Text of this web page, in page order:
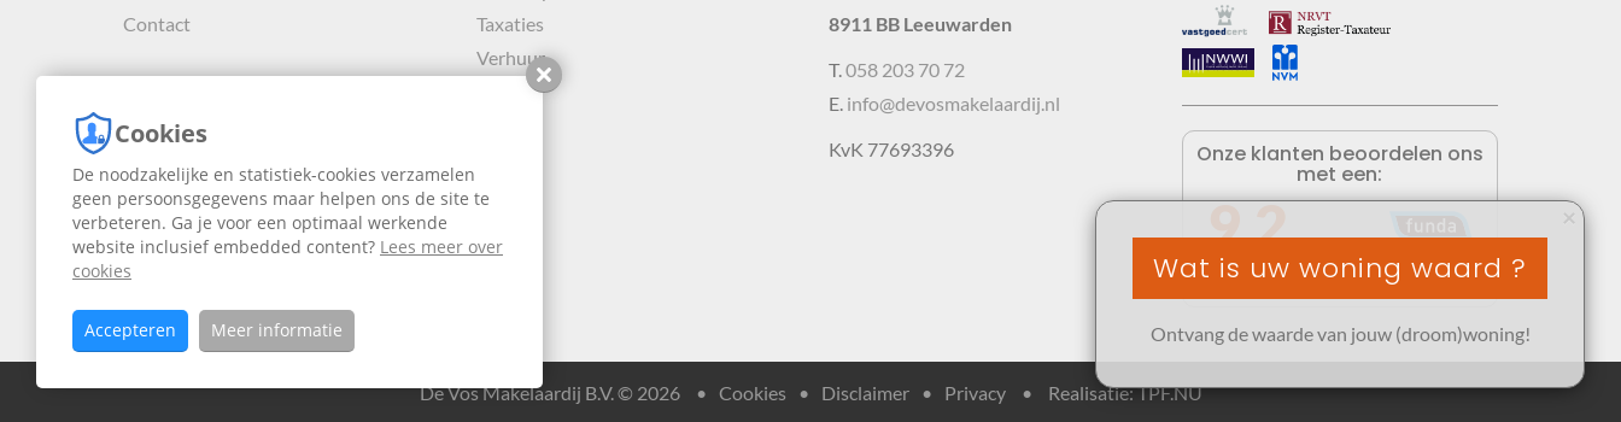
Contact
Taxaties
Verhuur
8911 BB Leeuwarden
T.058 203 70 72
E. info@devosmakelaardij.nl
KvK 77693396
Onze klanten beoordelen ons
met een:
9,2
Lees alle reviews op funda »
De Vos Makelaardij B.V. © 2026 • Cookies • Disclaimer • Privacy • Realisatie:TPF.NU
×
Wat is uw woning waard ?
Ontvang de waarde van jouw (droom)woning!
Cookies
De noodzakelijke en statistiek-cookies verzamelen
geen persoonsgegevens maar helpen ons de site te
verbeteren. Ga je voor een optimaal werkende
website inclusief embedded content? Lees meer over
cookies
Sluiten
Accepteren Meer informatie